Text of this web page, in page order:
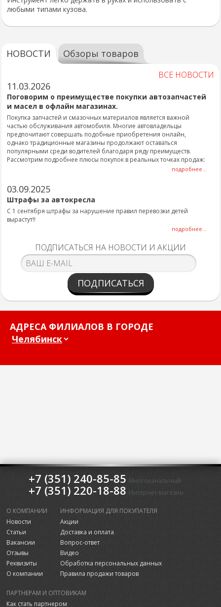
любыми типами кузова.
НОВОСТИ Обзоры товаров
ВСЕ НОВОСТИ
11.03.2026
Поговорим о преимуществе покупки автозапчастей
и масел в офлайн магазинах.
Покупка запчастей и смазочных материалов является важной
частью обслуживания автомобиля. Многие автовладельцы
предпочитают совершать подобные приобретения онлайн,
однако традиционные магазины продолжают оставаться
популярными среди водителей благодаря ряду преимуществ.
Рассмотрим подробнее плюсы покупок в реальных точках продаж:
подробнее...
03.09.2025
Штрафы за автокресла
С 1 сентября штрафы за нарушение правил перевозки детей
вырастут!!
подробнее...
ПОДПИСАТЬСЯ НА НОВОСТИ И АКЦИИ
ПОДПИСАТЬСЯ
АДРЕСА ФИЛИАЛОВ В ГОРОДЕ
+7 (351) 240-85-85 Многоканальный
+7 (351) 220-18-88 Интернет-магазин
О КОМПАНИИ
Новости
Статьи
Вакансии
Отзывы
Реквизиты
О компании
ИНФОРМАЦИЯ ДЛЯ ПОКУПАТЕЛЯ
Акции
Доставка и оплата
Вопрос-ответ
Видео
Обработка персональных данных
Правила продажи товаров
ПАРТНЕРАМ И ОПТОВИКАМ
Как стать партнером